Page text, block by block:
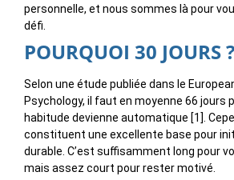
personnelle, et nous sommes là pour
défi.
POURQUOI 30 JOURS ?
Selon une étude publiée dans le
Psychology, il faut en moyenne 66 jours
habitude devienne automatique [1].
constituent une excellente base pour
durable. C’est suffisamment long pour
mais assez court pour rester motivé.